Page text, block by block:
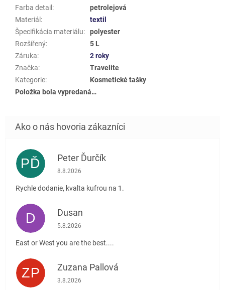
Farba detail :
petrolejová
Materiál :
textil
Špecifikácia materiálu:
polyester
Rozšířený:
5 L
Záruka:
2 roky
Značka:
Travelite
Kategorie:
Kosmetické tašky
Položka bola vypredaná…
PĎ Peter Ďurčík
Hodnotenie obchodu je 5 z 5 hviezdičiek.
8.8.2026
Rychle dodanie, kvalta kufrou na 1.
D Dusan
Hodnotenie obchodu je 5 z 5 hviezdičiek.
5.8.2026
East or West you are the best....
ZP Zuzana Pallová
Hodnotenie obchodu je 5 z 5 hviezdičiek.
3.8.2026